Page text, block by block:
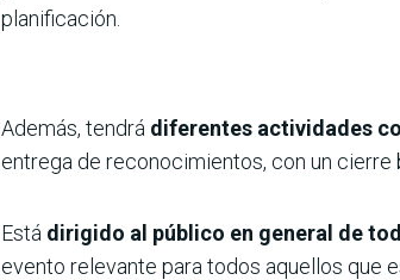
planificación.
Además, tendrá diferentes actividades
entrega de reconocimientos, con un cierre
Está dirigido al público en general de
evento relevante para todos aquellos que